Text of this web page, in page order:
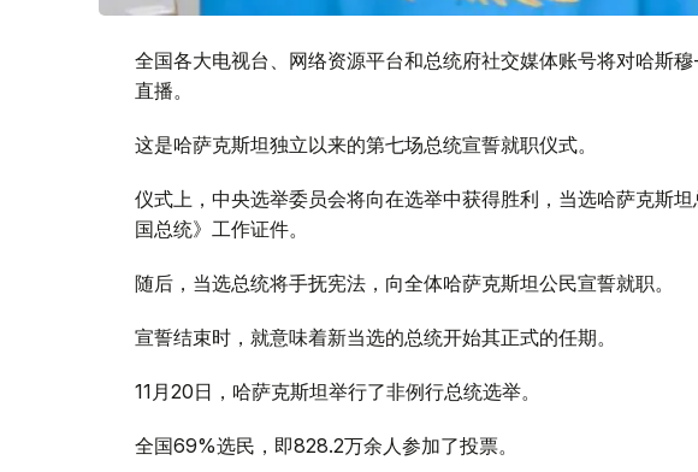
全国各大电视台、网络资源平台和总统府社交媒体账号将对哈斯
直播。
这是哈萨克斯坦独立以来的第七场总统宣誓就职仪式。
仪式上，中央选举委员会将向在选举中获得胜利，当选哈萨克斯
国总统》工作证件。
随后，当选总统将手抚宪法，向全体哈萨克斯坦公民宣誓就职。
宣誓结束时，就意味着新当选的总统开始其正式的任期。
11月20日，哈萨克斯坦举行了非例行总统选举。
全国69%选民，即828.2万余人参加了投票。